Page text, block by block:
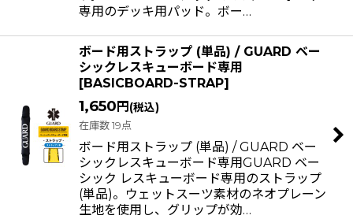
専用のデッキ用パッド。ボー…
ボード用ストラップ (単品) / GUARD ベー
シックレスキューボード専用
[BASICBOARD-STRAP]
1,650 円 (税込)
在庫数 19点
ボード用ストラップ (単品) / GUARD ベー
シックレスキューボード専用GUARD ベー
シック レスキューボード専用のストラップ
(単品)。ウェットスーツ素材のネオプレーン
生地を使用し、グリップが効…